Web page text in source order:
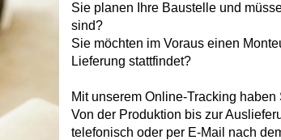
Sie planen Ihre Baustelle und
sind?
Sie möchten im Voraus einen
Lieferung stattfindet?
Mit unserem Online-Tracking
Von der Produktion bis zur
telefonisch oder per E-Mail nach